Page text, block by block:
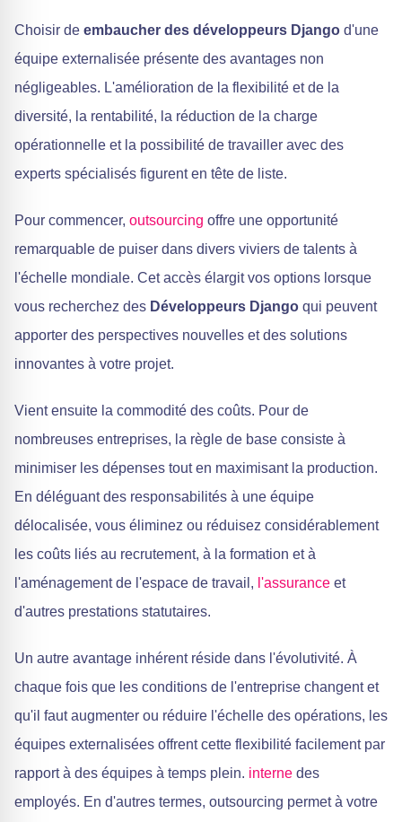
Choisir de embaucher des développeurs Django d'une
équipe externalisée présente des avantages non
négligeables. L'amélioration de la flexibilité et de la
diversité, la rentabilité, la réduction de la charge
opérationnelle et la possibilité de travailler avec des
experts spécialisés figurent en tête de liste.
Pour commencer, outsourcing offre une opportunité
remarquable de puiser dans divers viviers de talents à
l'échelle mondiale. Cet accès élargit vos options lorsque
vous recherchez des Développeurs Django qui peuvent
apporter des perspectives nouvelles et des solutions
innovantes à votre projet.
Vient ensuite la commodité des coûts. Pour de
nombreuses entreprises, la règle de base consiste à
minimiser les dépenses tout en maximisant la production.
En déléguant des responsabilités à une équipe
délocalisée, vous éliminez ou réduisez considérablement
les coûts liés au recrutement, à la formation et à
l'aménagement de l'espace de travail, l'assurance et
d'autres prestations statutaires.
Un autre avantage inhérent réside dans l'évolutivité. À
chaque fois que les conditions de l'entreprise changent et
qu'il faut augmenter ou réduire l'échelle des opérations, les
équipes externalisées offrent cette flexibilité facilement par
rapport à des équipes à temps plein. interne des
employés. En d'autres termes, outsourcing permet à votre